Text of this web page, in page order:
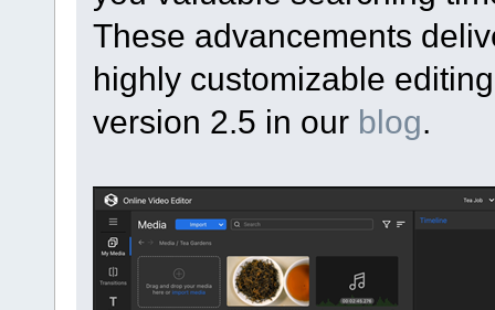
These advancements
highly customizable
version 2.5 in our blog.